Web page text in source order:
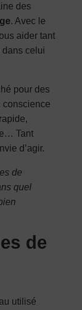
des
. Avec le
aider tant
dans celui
pour des
conscience
Tant
d’agir.
de
quel
de
utilisé